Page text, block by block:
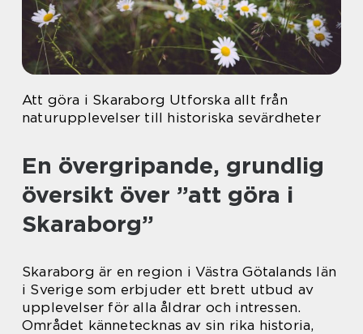
Att göra i Skaraborg Utforska allt från
naturupplevelser till historiska sevärdheter
En övergripande, grundlig
översikt över ”att göra i
Skaraborg”
Skaraborg är en region i Västra Götalands län
i Sverige som erbjuder ett brett utbud av
upplevelser för alla åldrar och intressen.
Området kännetecknas av sin rika historia,